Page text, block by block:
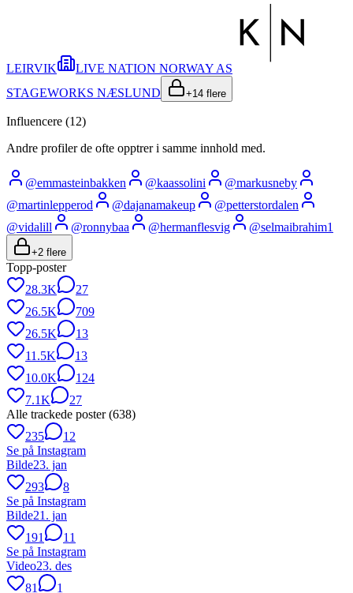
LEIRVIK
LIVE NATION NORWAY AS
STAGEWORKS NÆSLUND
+14 flere
Influencere (12)
Andre profiler de ofte opptrer i samme innhold med.
@emmasteinbakken @kaassolini @markusneby
@martinlepperod @dajanamakeup @petterstordalen
@vidalill @ronnybaa @hermanflesvig @selmaibrahim1
+2 flere
Topp-poster
28.3K
27
26.5K
709
26.5K
13
11.5K
13
10.0K
124
7.1K
27
Alle trackede poster (638)
235
12
Se på Instagram
Bilde23. jan
293
8
Se på Instagram
Bilde21. jan
191
11
Se på Instagram
Video23. des
81
1